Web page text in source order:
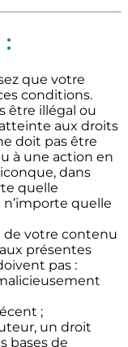
que votre
conditions.
être illégal ou
aux droits
doit pas être
à une action en
dans
quelle
quelle
de votre contenu
présentes
pas :
;
un droit
bases de